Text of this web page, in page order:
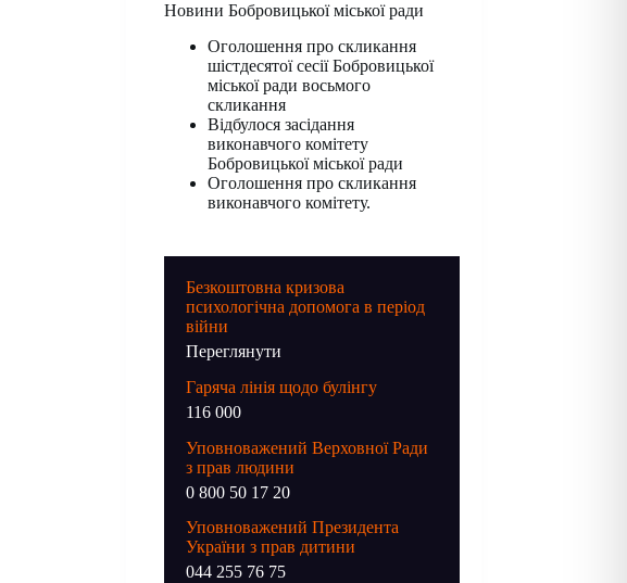
Новини Бобровицької міської ради
Оголошення про скликання
шістдесятої сесії Бобровицької
міської ради восьмого
скликання
Відбулося засідання
виконавчого комітету
Бобровицької міської ради
Оголошення про скликання
виконавчого комітету.
Безкоштовна кризова
психологічна допомога в період
війни
Переглянути
Гаряча лінія щодо булінгу
116 000
Уповноважений Верховної Ради
з прав людини
0 800 50 17 20
Уповноважений Президента
України з прав дитини
044 255 76 75